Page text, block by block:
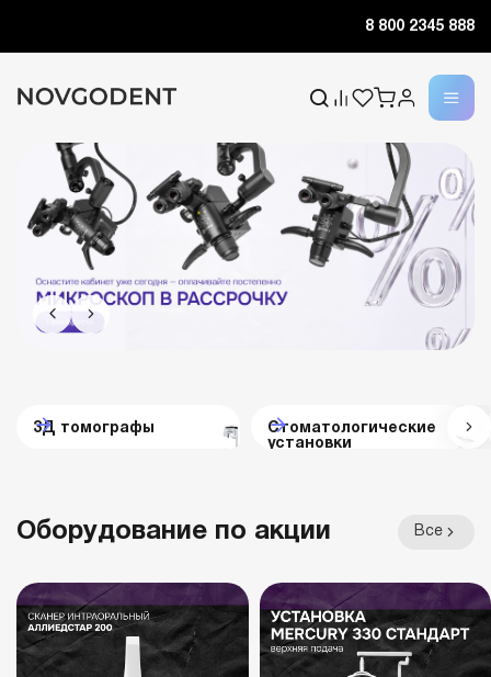
8 800 2345 888
3Д томографы
Стоматологические
установки
Оборудование по акции Все